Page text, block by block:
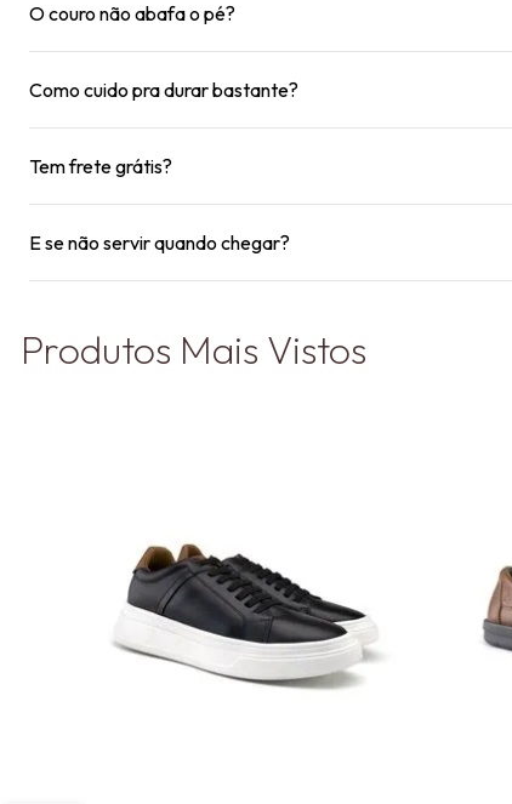
O couro não abafa o pé?
Como cuido pra durar bastante?
Tem frete grátis?
E se não servir quando chegar?
Produtos Mais Vistos